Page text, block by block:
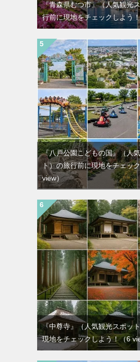
『青森県むつ市』（人気観光
行前に現地をチェックしよう！
『八戸公園こどもの国』（人
ト）の旅行前に現地をチェッ
view）
『中尊寺』（人気観光スポッ
現地をチェックしよう！（6